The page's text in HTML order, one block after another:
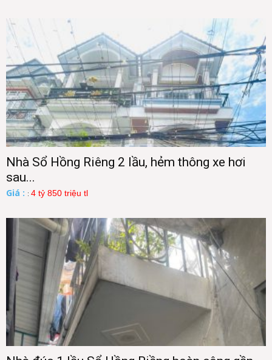
Nhà Sổ Hồng Riêng 2 lầu, hẻm thông xe hơi
sau...
Giá : : 4 tỷ 850 triệu tl